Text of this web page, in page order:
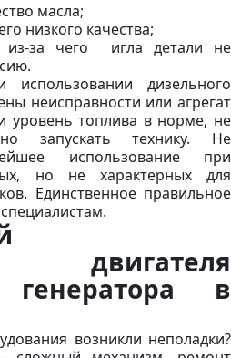
масла;
низкого качества;
из-за чего игла детали не
дизельного
неисправности или агрегат
уровень топлива в норме, не
запускать технику. Не
использование при
но не характерных для
Единственное правильное
генератора в
возникли неполадки?